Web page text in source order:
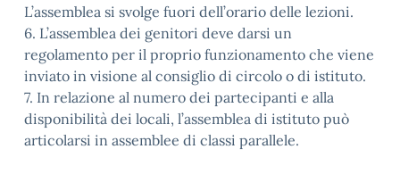
L’assemblea si svolge fuori dell’orario delle lezioni.
6. L’assemblea dei genitori deve darsi un
regolamento per il proprio funzionamento che viene
inviato in visione al consiglio di circolo o di istituto.
7. In relazione al numero dei partecipanti e alla
disponibilità dei locali, l’assemblea di istituto può
articolarsi in assemblee di classi parallele.